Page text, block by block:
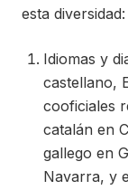
esta diversidad:
Idiomas y
castellano,
cooficiales
catalán en
gallego en
Navarra, y